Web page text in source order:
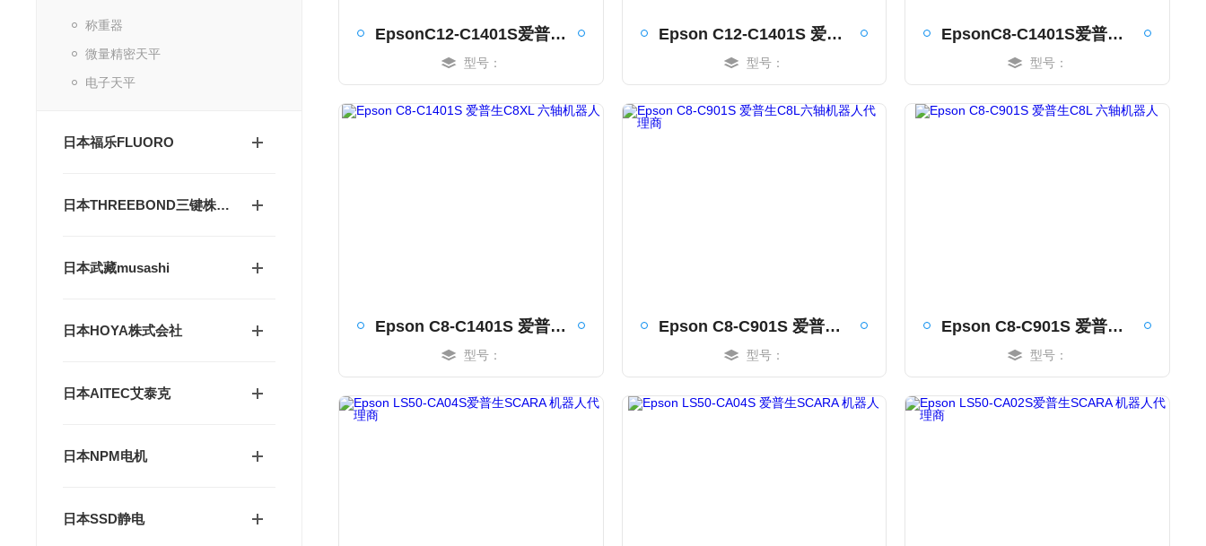
称重器
微量精密天平
电子天平
日本福乐FLUORO
日本THREEBOND三键株式会社
日本武藏musashi
日本HOYA株式会社
日本AITEC艾泰克
日本NPM电机
日本SSD静电
EpsonC12-C1401S爱普生六轴机器人代理商
型号：
Epson C12-C1401S 爱普生C12XL 六轴机器人
型号：
EpsonC8-C1401S爱普生C8XL六轴机器人代理商
型号：
Epson C8-C1401S 爱普生C8XL 六轴机器人
型号：
Epson C8-C901S 爱普生C8L六轴机器人代理商
型号：
Epson C8-C901S 爱普生C8L 六轴机器人
型号：